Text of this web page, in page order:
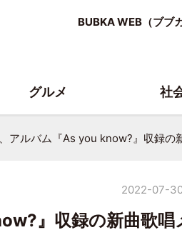
BUBKA WEB（ブブ
アルバム『As you know?』収録の
2022-07-
』収録の新曲歌唱
グルメ 社